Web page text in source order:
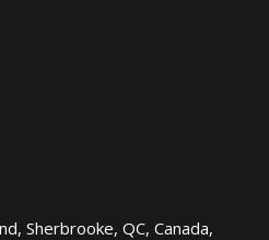
Sherbrooke, QC, Canada,